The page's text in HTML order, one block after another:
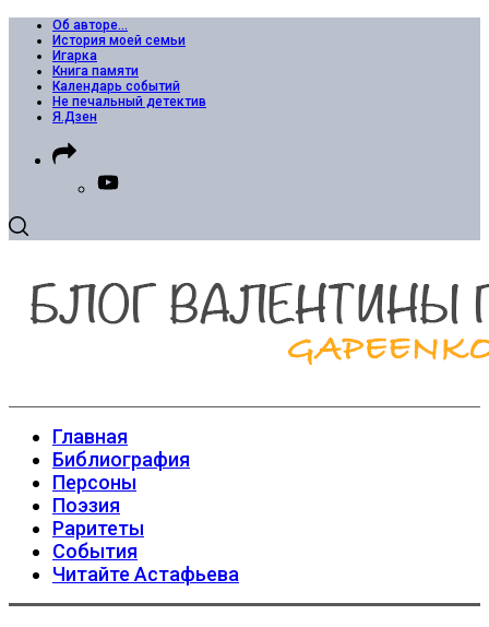
Об авторе…
История моей семьи
Игарка
Книга памяти
Календарь событий
Не печальный детектив
Я.Дзен
Главная
Библиография
Персоны
Поэзия
Раритеты
События
Читайте Астафьева